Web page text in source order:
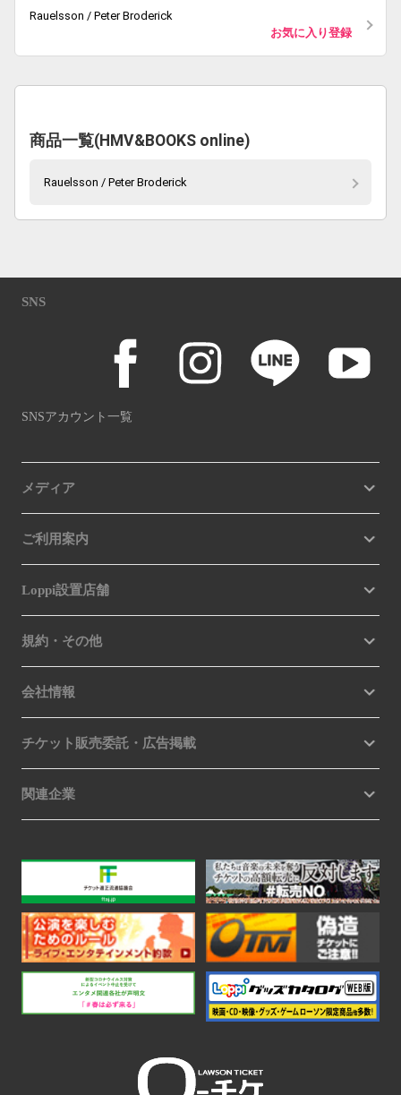
Rauelsson / Peter Broderick
お気に入り登録
商品一覧(HMV&BOOKS online)
Rauelsson / Peter Broderick
SNS
SNSアカウント一覧
メディア
ご利用案内
Loppi設置店舗
規約・その他
会社情報
チケット販売委託・広告掲載
関連企業